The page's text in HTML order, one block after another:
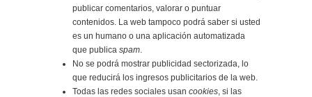
publicar comentarios, valorar o puntuar
contenidos. La web tampoco podrá saber si usted
es un humano o una aplicación automatizada
que publica spam.
No se podrá mostrar publicidad sectorizada, lo
que reducirá los ingresos publicitarios de la web.
Todas las redes sociales usan cookies, si las